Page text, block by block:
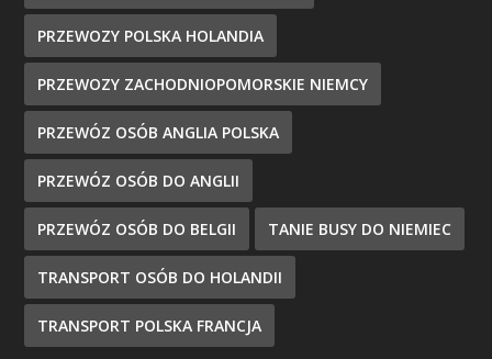
PRZEWOZY POLSKA HOLANDIA
PRZEWOZY ZACHODNIOPOMORSKIE NIEMCY
PRZEWÓZ OSÓB ANGLIA POLSKA
PRZEWÓZ OSÓB DO ANGLII
PRZEWÓZ OSÓB DO BELGII TANIE BUSY DO NIEMIEC
TRANSPORT OSÓB DO HOLANDII
TRANSPORT POLSKA FRANCJA